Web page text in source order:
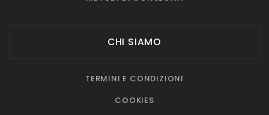
CHI SIAMO
TERMINI E CONDIZIONI
COOKIES